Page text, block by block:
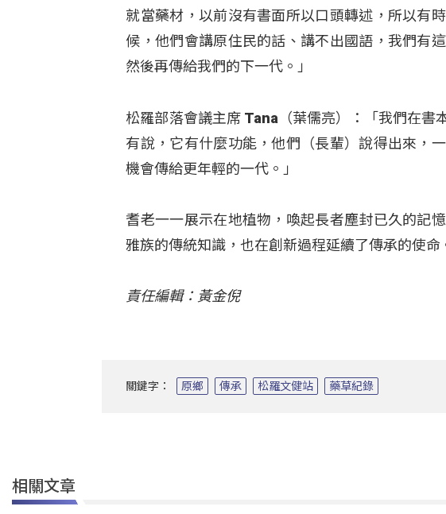
就當藥材，以前沒有書面所以口頭轉述，所以有
候，他們會講原住民的話、講不出國語，我們有
然後再傳給我們的下一代。」
松羅部落會議主席 Tana（葉儒亮）：「我們在書
有說，它有什麼功能，他們（長輩）說得出來，
機會傳給更年輕的一代。」
耆老一一展示在地植物，喚起長者塵封已久的記
雅族的傳統知識，也在創新過程延續了傳承的使命
責任編輯：黃金倪
關鍵字： 原鄉 傳承 松羅文健站 藥草紀錄
相關文章